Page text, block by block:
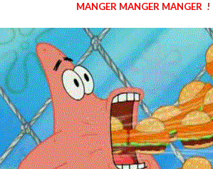
MANGER MANGER MANGER !